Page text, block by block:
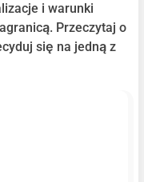
i warunki
Przeczytaj o
się na jedną z